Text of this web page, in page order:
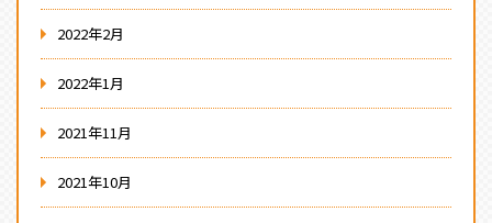
2022年2月
2022年1月
2021年11月
2021年10月